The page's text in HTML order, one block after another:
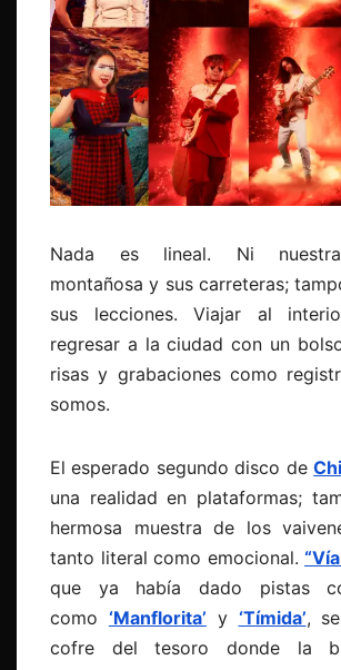
Nada es lineal. Ni
montañosa y sus carreteras;
sus lecciones. Viajar al
regresar a la ciudad con un
risas y grabaciones como
somos.
El esperado segundo disco de
una realidad en plataformas;
hermosa muestra de los
tanto literal como emocional.
que ya había dado pistas
como ‘Manflorita’ y ‘Tímida’,
cofre del tesoro donde la